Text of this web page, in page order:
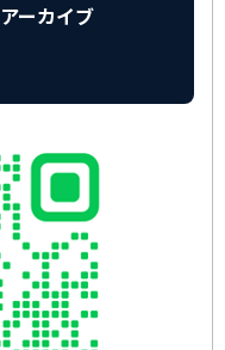
アーカイブ